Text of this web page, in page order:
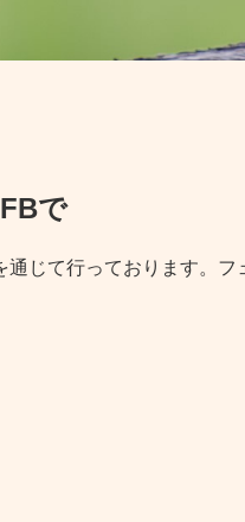
で
じて行っております。フ